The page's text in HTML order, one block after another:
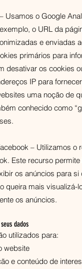
Usamos o Google
o URL da
e enviadas
primários para
desativar os cookies
IP para
uma noção de
conhecido como
– Utilizamos o
Este recurso
os anúncios para
queira mais
os anúncios.
dados
utilizados para:
website
e conteúdo de